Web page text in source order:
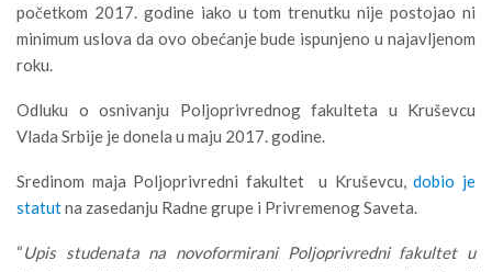
početkom 2017. godine iako u tom trenutku nije postojao ni
minimum uslova da ovo obećanje bude ispunjeno u najavljenom
roku.
Odluku o osnivanju Poljoprivrednog fakulteta u Kruševcu
Vlada Srbije je donela u maju 2017. godine.
Sredinom maja Poljoprivredni fakultet u Kruševcu,dobio je
statutna zasedanju Radne grupe i Privremenog Saveta.
“Upis studenata na novoformirani Poljoprivredni fakultet u